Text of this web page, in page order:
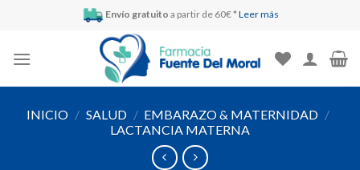
Envío gratuito a partir de 60€ * Leer más
INICIO / SALUD / EMBARAZO & MATERNIDAD /
LACTANCIA MATERNA